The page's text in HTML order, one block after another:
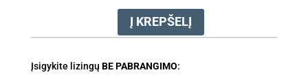
produkto
Akiniai
Į KREPŠELĮ
Įsigykite lizingų BE PABRANGIMO: